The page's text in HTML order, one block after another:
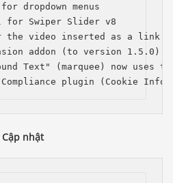
dropdown menus
for Swiper Slider v8
video inserted as a link in
addon (to version 1.5.0)
Text" (marquee) now
Compliance plugin (Cookie
nhật